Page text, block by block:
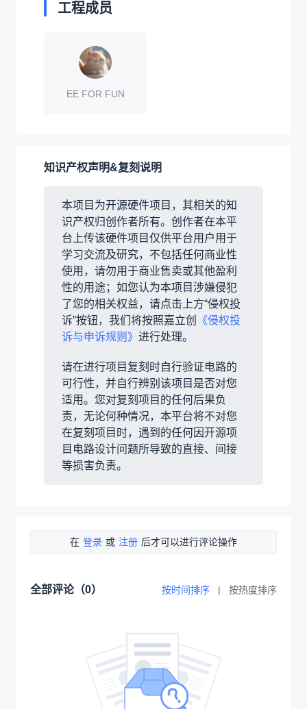
工程成员
EE FOR FUN
知识产权声明&复刻说明
本项目为开源硬件项目，其相关的知
识产权归创作者所有。创作者在本平
台上传该硬件项目仅供平台用户用于
学习交流及研究，不包括任何商业性
使用，请勿用于商业售卖或其他盈利
性的用途；如您认为本项目涉嫌侵犯
了您的相关权益，请点击上方“侵权投
诉”按钮，我们将按照嘉立创
《侵权投
诉与申诉规则》 进行处理。
请在进行项目复刻时自行验证电路的
可行性，并自行辨别该项目是否对您
适用。您对复刻项目的任何后果负
责，无论何种情况，本平台将不对您
在复刻项目时，遇到的任何因开源项
目电路设计问题所导致的直接、间接
等损害负责。
在 登录 或 注册 后才可以进行评论操作
全部评论（0） 按时间排序 | 按热度排序